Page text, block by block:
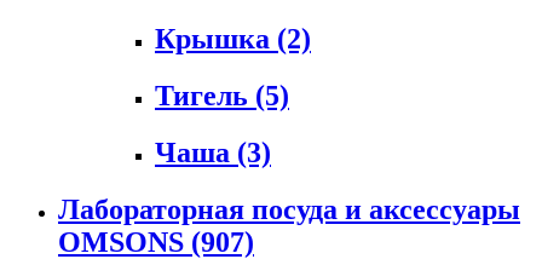
Крышка (2)
Тигель (5)
Чаша (3)
Лабораторная посуда и аксессуары
OMSONS (907)